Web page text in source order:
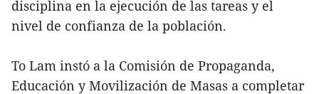
disciplina en la ejecución de las tareas y el
nivel de confianza de la población.
To Lam instó a la Comisión de Propaganda,
Educación y Movilización de Masas a completar